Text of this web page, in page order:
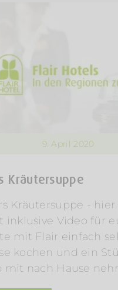
9. April 2020
Kräutersuppe
Kräutersuppe - hier
inklusive Video für
mit Flair einfach
kochen und ein
mit nach Hause